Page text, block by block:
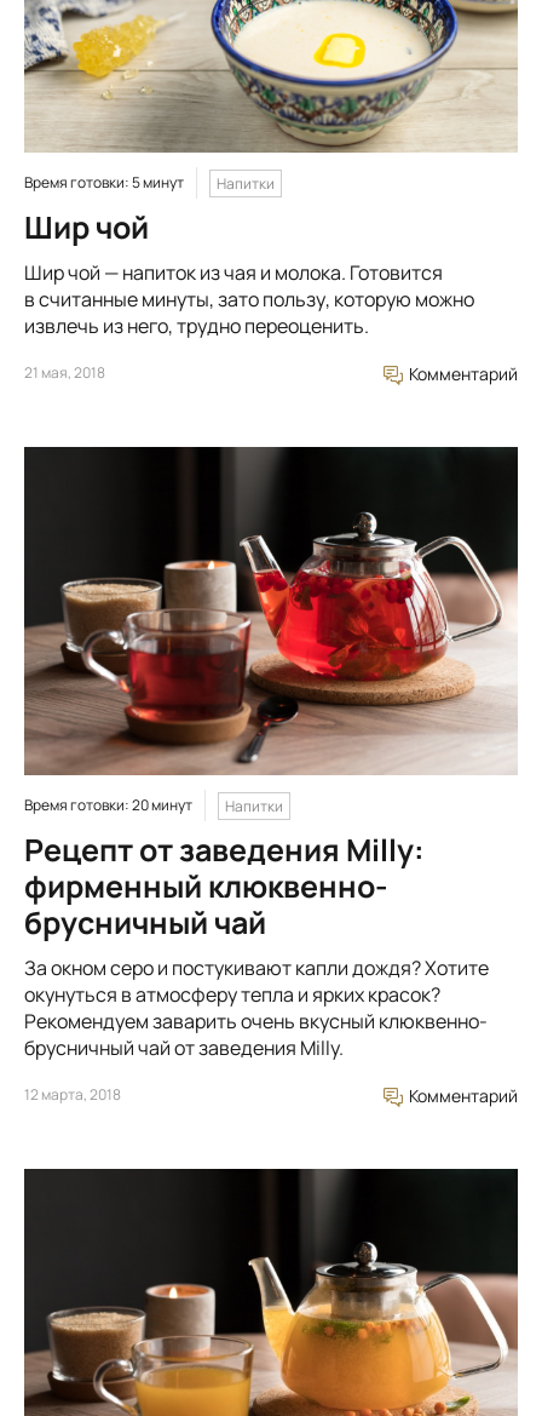
Время готовки: 5 минут Напитки
Шир чой
Шир чой — напиток из чая и молока. Готовится
в считанные минуты, зато пользу, которую можно
извлечь из него, трудно переоценить.
21 мая, 2018 Комментарий
Время готовки: 20 минут Напитки
Рецепт от заведения Milly:
фирменный клюквенно-
брусничный чай
За окном серо и постукивают капли дождя? Хотите
окунуться в атмосферу тепла и ярких красок?
Рекомендуем заварить очень вкусный клюквенно-
брусничный чай от заведения Milly.
12 марта, 2018 Комментарий